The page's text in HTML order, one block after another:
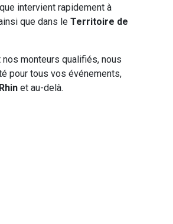
intervient rapidement à
que dans le Territoire de
monteurs qualifiés, nous
pour tous vos événements,
et au-delà.